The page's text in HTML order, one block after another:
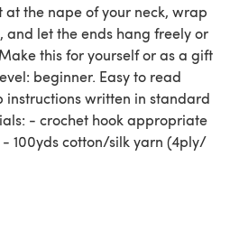
at the nape of your neck, wrap
and let the ends hang freely or
this for yourself or as a gift
beginner. Easy to read
instructions written in standard
- crochet hook appropriate
100yds cotton/silk yarn (4ply/
use only, do not copy and